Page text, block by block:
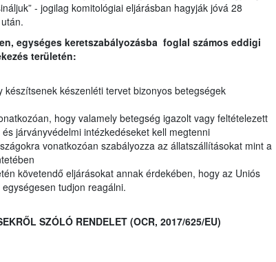
- jogilag komitológiai eljárásban hagyják jóvá 28
egységes keretszabályozásba foglal számos eddigi
területén:
készítsenek készenléti tervet bizonyos betegségek
hogy valamely betegség igazolt vagy feltételezett
járványvédelmi intézkedéseket kell megtenni
vonatkozóan szabályozza az állatszállításokat mint a
követendő eljárásokat annak érdekében, hogy az Uniós
tudjon reagálni.
SZÓLÓ RENDELET (OCR, 2017/625/EU)